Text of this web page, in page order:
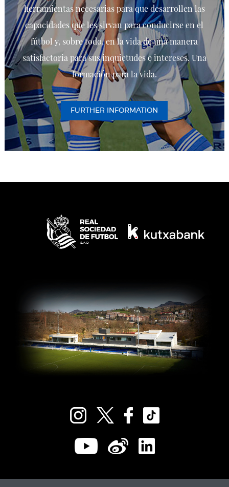
herramientas necesarias para que desarrollen las
capacidades que les sirvan para conducirse en el
fútbol y, sobre todo, en la vida de una manera
satisfactoria para sus inquietudes e intereses. Una
formación para la vida.
FURTHER INFORMATION